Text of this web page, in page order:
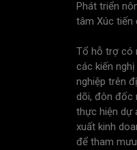
Phát triển
tâm Xúc tiến
Tổ hỗ trợ có
các kiến
nghiệp trên
dõi, đôn đốc
thực hiện dự
xuất kinh
để tham